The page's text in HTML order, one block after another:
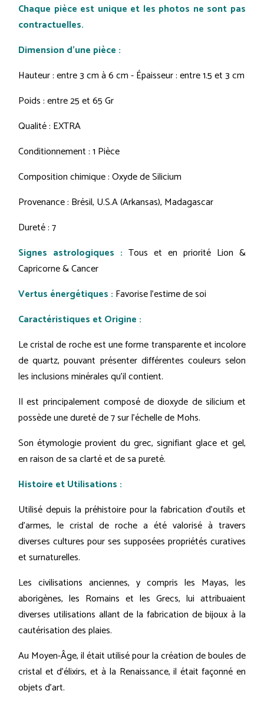
Chaque pièce est unique et les photos ne sont pas
contractuelles.
Dimension d'une pièce :
Hauteur : entre 3 cm à 6 cm - Épaisseur : entre 1.5 et 3 cm
Poids : entre 25 et 65 Gr
Qualité : EXTRA
Conditionnement : 1 Pièce
Composition chimique : Oxyde de Silicium
Provenance : Brésil, U.S.A (Arkansas), Madagascar
Dureté : 7
Signes astrologiques : Tous et en priorité Lion &
Capricorne & Cancer
Vertus énergétiques : Favorise l’estime de soi
Caractéristiques et Origine :
Le cristal de roche est une forme transparente et incolore
de quartz, pouvant présenter différentes couleurs selon
les inclusions minérales qu'il contient.
Il est principalement composé de dioxyde de silicium et
possède une dureté de 7 sur l'échelle de Mohs.
Son étymologie provient du grec, signifiant glace et gel,
en raison de sa clarté et de sa pureté.
Histoire et Utilisations :
Utilisé depuis la préhistoire pour la fabrication d'outils et
d'armes, le cristal de roche a été valorisé à travers
diverses cultures pour ses supposées propriétés curatives
et surnaturelles.
Les civilisations anciennes, y compris les Mayas, les
aborigènes, les Romains et les Grecs, lui attribuaient
diverses utilisations allant de la fabrication de bijoux à la
cautérisation des plaies.
Au Moyen-Âge, il était utilisé pour la création de boules de
cristal et d'élixirs, et à la Renaissance, il était façonné en
objets d'art.